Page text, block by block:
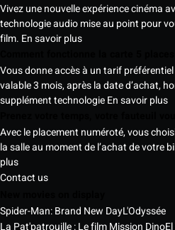
Vivez une nouvelle expérience cinéma
technologie audio mise au point pour
film. En savoir plus
Vous donne accès à un tarif
valable 3 mois, après la date d’achat,
supplément technologieEn savoir plus
Avec le placement numéroté, vous
la salle au moment de l’achat de votre
plus
Contact us
Spider-Man: Brand New DayL'Odyssée
La Pat'patrouille : Le film Mission Dino